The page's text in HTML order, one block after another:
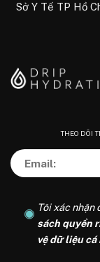
Sở Y Tế TP Hồ
THEO DÕI
Tôi xác nhận
sách quyền
vệ dữ liệu